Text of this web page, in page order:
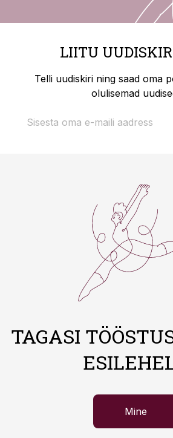
LIITU
Telli uudiskiri ning saad oma
olulisemad
TAGASI
Mine